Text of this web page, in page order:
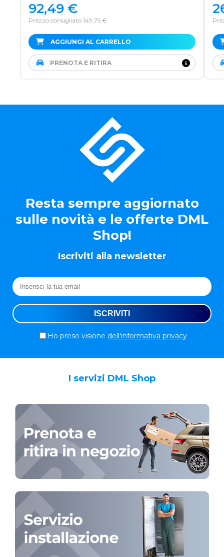
Prezzo consigliato 149,75 €
92,49 €
AGGIUNGI AL CARRELLO
PRENOTA E RITIRA
Resta sempre aggiornato
sulle novità e le offerte DML
Shop!
Iscriviti alla newsletter
Ho preso visione dell'informativa privacy
I servizi DML Shop